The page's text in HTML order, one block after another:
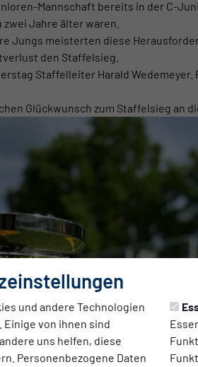
und andere Technologien
von ihnen sind
uns helfen, diese
Personenbezogene Daten
Mannschaft bereits in der C-
Jahre älter waren.
Jungs meisterten diese
den Staffelsieg.
Staffelleiter Harald Wedemeyer.
Glückwunsch zum Staffelsieg an